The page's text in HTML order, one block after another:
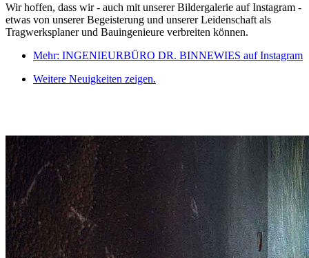
Wir hoffen, dass wir - auch mit unserer Bildergalerie auf Instagram -
etwas von unserer Begeisterung und unserer Leidenschaft als
Tragwerksplaner und Bauingenieure verbreiten können.
Mehr: INGENIEURBÜRO DR. BINNEWIES auf Instagram
Weitere Neuigkeiten zeigen.